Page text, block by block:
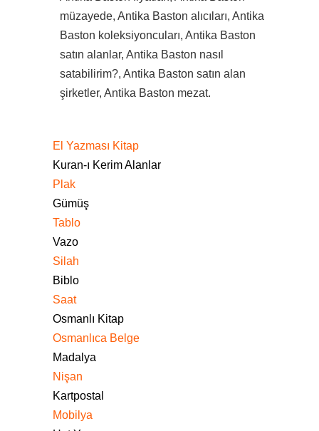
müzayede, Antika Baston alıcıları, Antika
Baston koleksiyoncuları, Antika Baston
satın alanlar, Antika Baston nasıl
satabilirim?, Antika Baston satın alan
şirketler, Antika Baston mezat.
El Yazması Kitap
Kuran-ı Kerim Alanlar
Plak
Gümüş
Tablo
Vazo
Silah
Biblo
Saat
Osmanlı Kitap
Osmanlıca Belge
Madalya
Nişan
Kartpostal
Mobilya